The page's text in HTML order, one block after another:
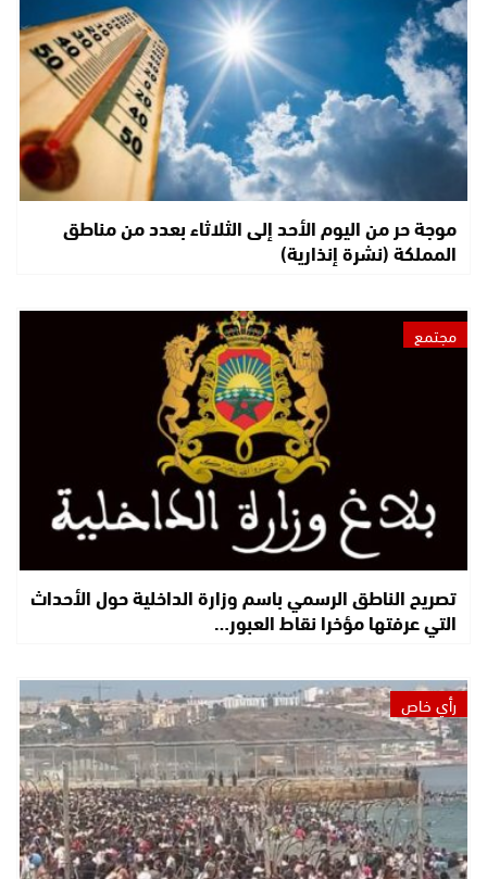
موجة حر من اليوم الأحد إلى الثلاثاء بعدد من مناطق
المملكة (نشرة إنذارية)
مجتمع
تصريح الناطق الرسمي باسم وزارة الداخلية حول الأحداث
التي عرفتها مؤخرا نقاط العبور…
رأي خاص